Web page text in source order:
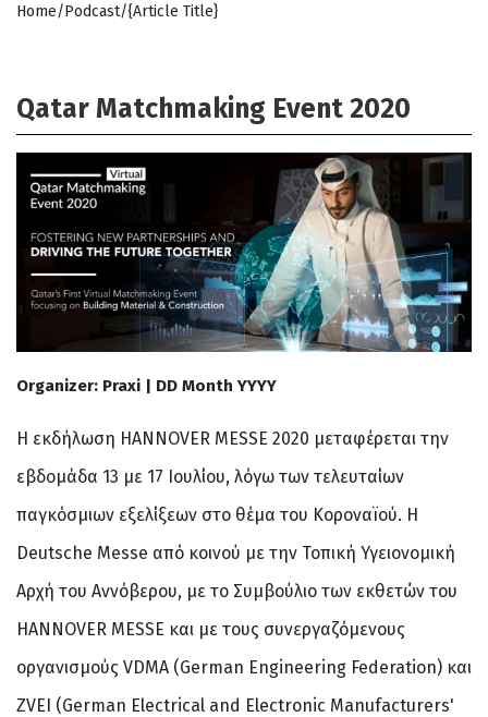
Home/Podcast/{Article Title}
Qatar Matchmaking Event 2020
Organizer: Praxi | DD Month YYYY
Η εκδήλωση HANNOVER MESSE 2020 μεταφέρεται την
εβδομάδα 13 με 17 Ιουλίου, λόγω των τελευταίων
παγκόσμιων εξελίξεων στο θέμα του Κοροναïού. Η
Deutsche Messe από κοινού με την Τοπική Υγειονομική
Αρχή του Αννόβερου, με το Συμβούλιο των εκθετών του
HANNOVER MESSE και με τους συνεργαζόμενους
οργανισμούς VDMA (German Engineering Federation) και
ZVEI (German Electrical and Electronic Manufacturers'